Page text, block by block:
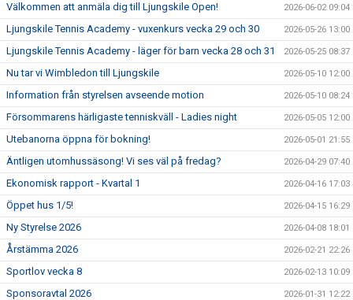
Välkommen att anmäla dig till Ljungskile Open! 2026-06-02 09:04
Ljungskile Tennis Academy - vuxenkurs vecka 29 och 30 2026-05-26 13:00
Ljungskile Tennis Academy - läger för barn vecka 28 och 31 2026-05-25 08:37
Nu tar vi Wimbledon till Ljungskile 2026-05-10 12:00
Information från styrelsen avseende motion 2026-05-10 08:24
Försommarens härligaste tenniskväll - Ladies night 2026-05-05 12:00
Utebanorna öppna för bokning! 2026-05-01 21:55
Äntligen utomhussäsong! Vi ses väl på fredag? 2026-04-29 07:40
Ekonomisk rapport - Kvartal 1 2026-04-16 17:03
Öppet hus 1/5! 2026-04-15 16:29
Ny Styrelse 2026 2026-04-08 18:01
Årstämma 2026 2026-02-21 22:26
Sportlov vecka 8 2026-02-13 10:09
Sponsoravtal 2026 2026-01-31 12:22